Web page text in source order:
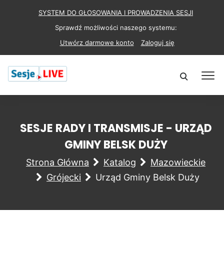
SYSTEM DO GŁOSOWANIA I PROWADZENIA SESJI
Sprawdź możliwości naszego systemu:
Utwórz darmowe konto
Zaloguj się
SESJE RADY I TRANSMISJE - URZĄD
GMINY BELSK DUŻY
Strona Główna Katalog
Mazowieckie
Grójecki
Urząd Gminy Belsk Duży